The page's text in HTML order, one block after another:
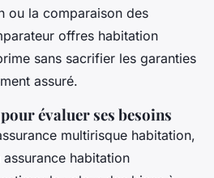
ou la comparaison des
offres habitation
sans sacrifier les garanties
assuré.
évaluer ses besoins
multirisque habitation,
habitation